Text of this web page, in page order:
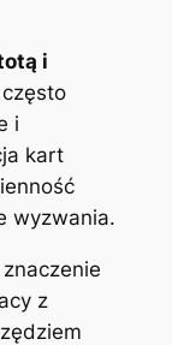
i
i
kart
wyzwania.
z